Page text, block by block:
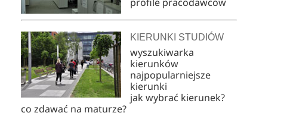
KIERUNKI STUDIÓW
wyszukiwarka
kierunków
najpopularniejsze
kierunki
jak wybrać kierunek?
co zdawać na maturze?